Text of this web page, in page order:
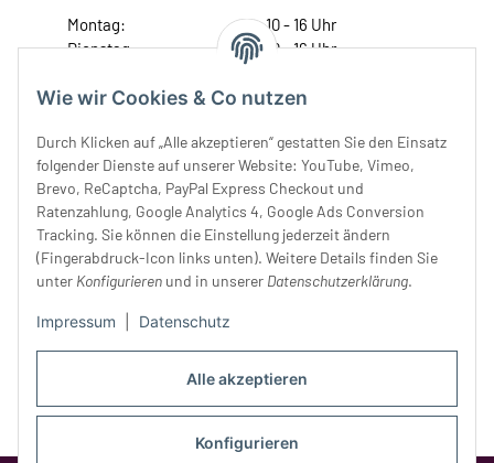
Alle akzeptieren
Konfigurieren
Wie wir Cookies & Co nutzen
Durch Klicken auf „Alle akzeptieren“ gestatten Sie den Einsatz
folgender Dienste auf unserer Website: YouTube, Vimeo,
Brevo, ReCaptcha, PayPal Express Checkout und
Ratenzahlung, Google Analytics 4, Google Ads Conversion
Tracking. Sie können die Einstellung jederzeit ändern
(Fingerabdruck-Icon links unten). Weitere Details finden Sie
unter Konfigurieren und in unserer Datenschutzerklärung.
Impressum Datenschutz
Montag:
10 - 16 Uhr
Dienstag:
10 - 16 Uhr
Donnerstag:
10 - 18 Uhr
Samstag:
10 - 14 Uhr
Unser Service
Rechtliches